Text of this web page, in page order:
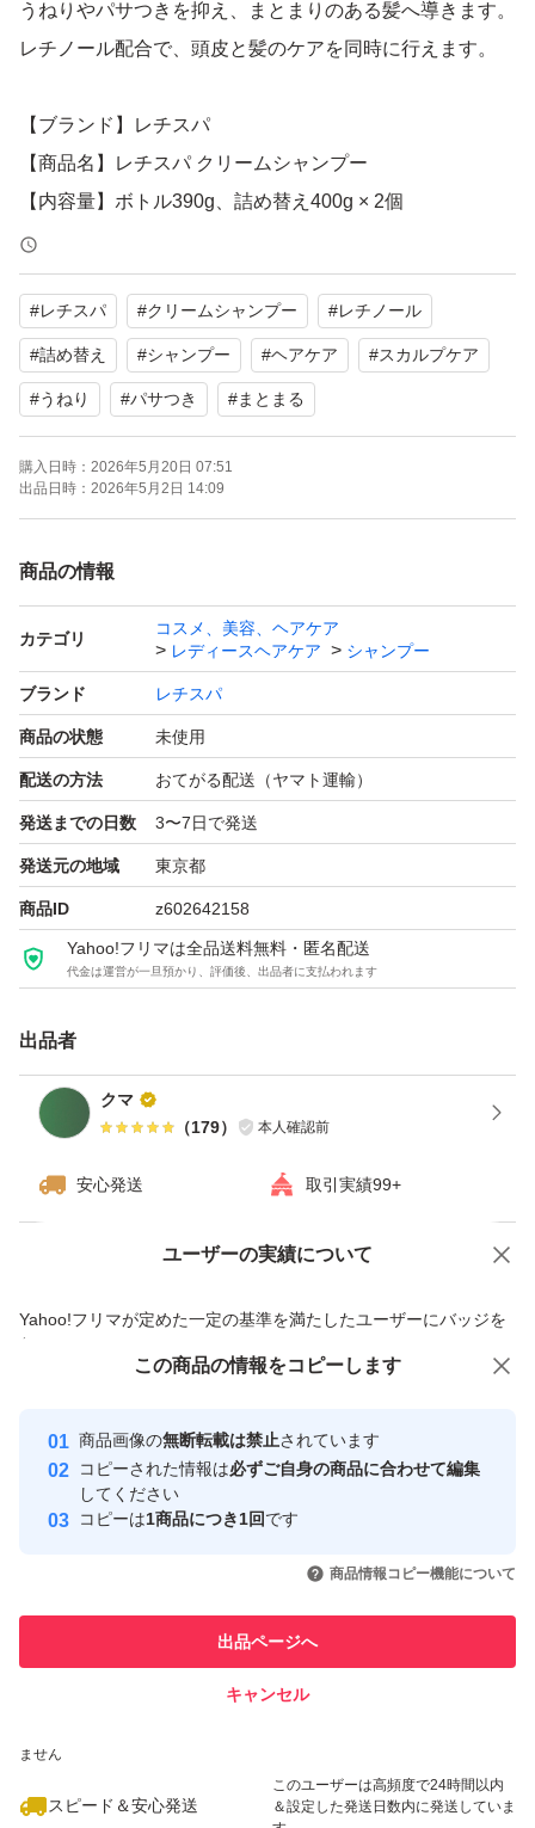
うねりやパサつきを抑え、まとまりのある髪へ導きます。
レチノール配合で、頭皮と髪のケアを同時に行えます。
【ブランド】レチスパ
【商品名】レチスパ クリームシャンプー
【内容量】ボトル390g、詰め替え400g × 2個
【商品の状態】未使用
【特徴】レチノール配合、スカルプ＆ヘアケア
バラ売り可能、ボトル4000円、詰め替え各3300円
特価の為お値下げ不可です。
#レチスパ #クリームシャンプー #レチノール
#詰め替え #シャンプー #ヘアケア #スカルプケア
#うねり #パサつき #まとまる
購入日時： 2026年5月20日 07:51
出品日時： 2026年5月2日 14:09
商品の情報
カテゴリ
コスメ、美容、ヘアケア
レディースヘアケア
シャンプー
ブランド レチスパ
商品の状態 未使用
配送の方法 おてがる配送（ヤマト運輸）
発送までの日数 3〜7日で発送
発送元の地域 東京都
商品ID z602642158
Yahoo!フリマは全品送料無料・匿名配送
代金は運営が一旦預かり、評価後、出品者に支払われます
出品者
クマ
（179） 本人確認前
安心発送 取引実績99+
ユーザーの実績について
Yahoo!フリマが定めた一定の基準を満たしたユーザーにバッジを
付与しています
安心取引出品者
心・安全なユーザーです
取引実績
引を完了させた実績があります
での取引実績があります
ません
スピード＆安心発送
このユーザーは高頻度で24時間以内
＆設定した発送日数内に発送していま
価格の相談 商品への質問
この商品の情報をコピーします
商品画像の無断転載は禁止されています
コピーされた情報は必ずご自身の商品に合わせて編集
してください
コピーは1商品につき1回です
商品情報コピー機能について
出品ページへ
キャンセル
この商品をみている人にオススメ